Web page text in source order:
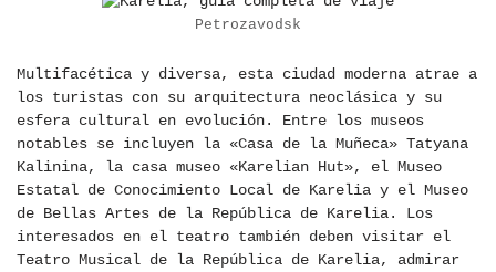
Petrozavodsk
Multifacética y diversa, esta ciudad moderna atrae a
los turistas con su arquitectura neoclásica y su
esfera cultural en evolución. Entre los museos
notables se incluyen la «Casa de la Muñeca» Tatyana
Kalinina, la casa museo «Karelian Hut», el Museo
Estatal de Conocimiento Local de Karelia y el Museo
de Bellas Artes de la República de Karelia. Los
interesados ​​en el teatro también deben visitar el
Teatro Musical de la República de Karelia, admirar